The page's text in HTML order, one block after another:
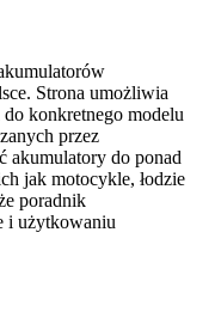
Strona umożliwia
konkretnego modelu
przez
akumulatory do ponad
jak motocykle, łodzie
poradnik
i użytkowaniu